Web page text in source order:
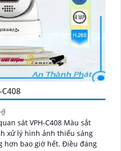
₫
sát VPH-C408 Màu sắt
xử lý hình ảnh thiếu sáng
giờ hết. Điều đáng